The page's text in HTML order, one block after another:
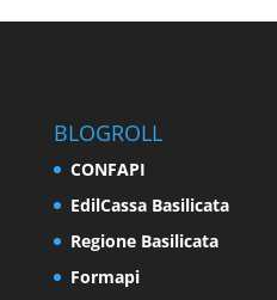
BLOGROLL
CONFAPI
EdilCassa Basilicata
Regione Basilicata
Formapi